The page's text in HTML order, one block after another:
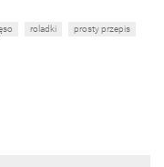
roladki
prosty przepis